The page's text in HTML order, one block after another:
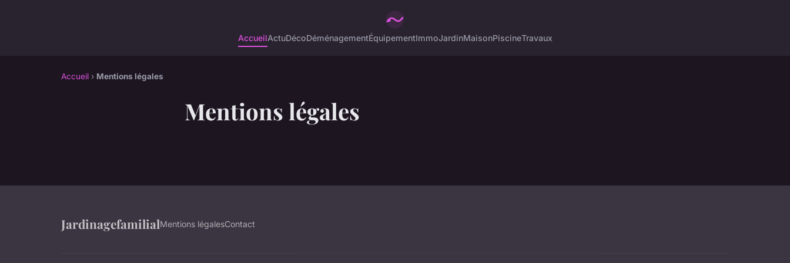
AccueilActuDécoDéménagementÉquipementImmoJardinMaisonPiscineTravaux
Accueil › Mentions légales
Mentions légales
JardinagefamilialMentions légalesContact